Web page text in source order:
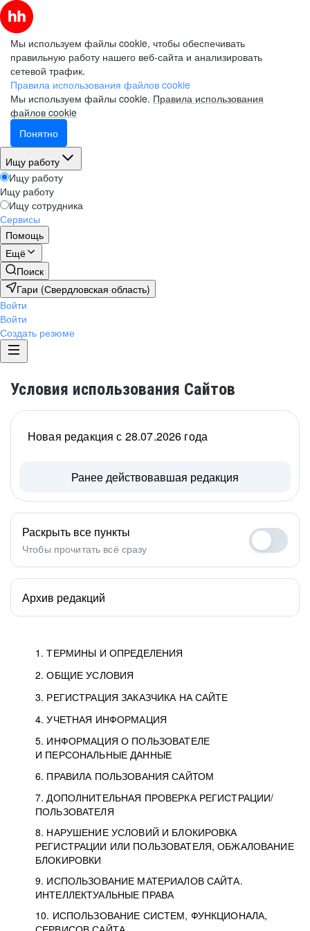
Мы используем файлы cookie, чтобы обеспечивать
правильную работу нашего веб-сайта и анализировать
сетевой трафик.
Правила использования файлов cookie
Мы используем файлы cookie. Правила использования
файлов cookie
Понятно
Ищу работу
Ищу работу
Ищу работу
Ищу сотрудника
Сервисы
Помощь
Ещё
Поиск
Гари (Свердловская область)
Войти
Войти
Создать резюме
Условия использования Сайтов
1. ТЕРМИНЫ И ОПРЕДЕЛЕНИЯ
2. ОБЩИЕ УСЛОВИЯ
3. РЕГИСТРАЦИЯ ЗАКАЗЧИКА НА САЙТЕ
4. УЧЕТНАЯ ИНФОРМАЦИЯ
5. ИНФОРМАЦИЯ О ПОЛЬЗОВАТЕЛЕ
И ПЕРСОНАЛЬНЫЕ ДАННЫЕ
6. ПРАВИЛА ПОЛЬЗОВАНИЯ САЙТОМ
7. ДОПОЛНИТЕЛЬНАЯ ПРОВЕРКА РЕГИСТРАЦИИ/
ПОЛЬЗОВАТЕЛЯ
8. НАРУШЕНИЕ УСЛОВИЙ И БЛОКИРОВКА
РЕГИСТРАЦИИ ИЛИ ПОЛЬЗОВАТЕЛЯ, ОБЖАЛОВАНИЕ
БЛОКИРОВКИ
9. ИСПОЛЬЗОВАНИЕ МАТЕРИАЛОВ САЙТА.
ИНТЕЛЛЕКТУАЛЬНЫЕ ПРАВА
10. ИСПОЛЬЗОВАНИЕ СИСТЕМ, ФУНКЦИОНАЛА,
Новая редакция с 28.07.2026 года
Ранее действовавшая редакция
Раскрыть все пункты
Чтобы прочитать всё сразу
Архив редакций